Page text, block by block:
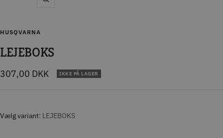
Zoom
HUSQVARNA
LEJEBOKS
Tilbudspris
307,00 DKK IKKE PÅ LAGER
Vælg variant LEJEBOKS